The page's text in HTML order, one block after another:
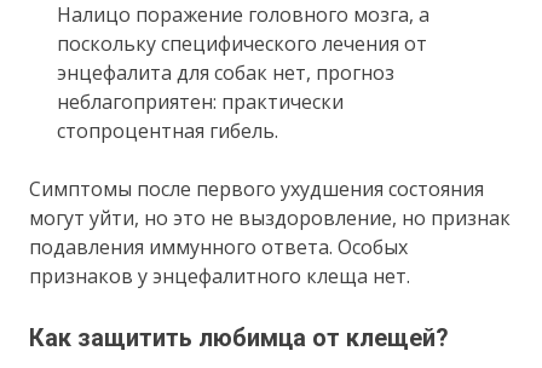
Налицо поражение головного мозга, а
поскольку специфического лечения от
энцефалита для собак нет, прогноз
неблагоприятен: практически
стопроцентная гибель.
Симптомы после первого ухудшения состояния
могут уйти, но это не выздоровление, но признак
подавления иммунного ответа. Особых
признаков у энцефалитного клеща нет.
Как защитить любимца от клещей?